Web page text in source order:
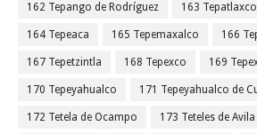
162 Tepango de Rodríguez 163
164 Tepeaca 165 Tepemaxalco 166
167 Tepetzintla 168 Tepexco 169
170 Tepeyahualco 171 Tepeyahualco de
172 Tetela de Ocampo 173 Teteles de